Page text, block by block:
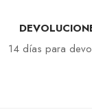
14 días para